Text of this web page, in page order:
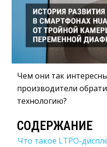
Чем они так
производители
технологию?
СОДЕРЖАНИЕ
Что такое LTPO-